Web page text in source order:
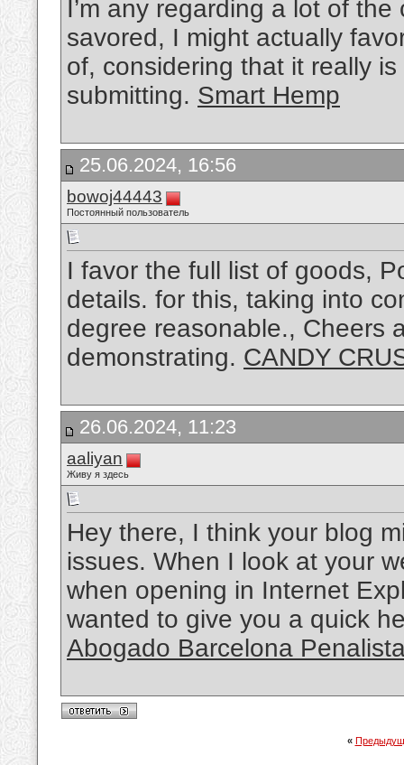
I’m any regarding a lot of
savored, I might actually
of, considering that it really
submitting. Smart Hemp
25.06.2024, 16:56
bowoj44443
Постоянный пользователь
I favor the full list of goods,
details. for this, taking into
degree reasonable., Cheers
demonstrating. CANDY
26.06.2024, 11:23
aaliyan
Живу я здесь
Hey there, I think your blog
issues. When I look at your
when opening in Internet
wanted to give you a quick
Abogado Barcelona
«